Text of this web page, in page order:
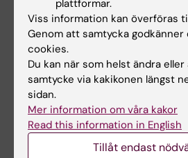
Gyoeri GP; Pereyra D;
M; Jonas P; Offensperger F;
Baumgartner R; Holzer S;
Staettner S; Gruenberger T;
Alla övriga publikationer
CONFERENCE PUBLICATION:
HEPATOLOGY.2023;78:S47-
APRI plus ALBI score is
plattformar.
Viss information kan överföras
Genom att samtycka
cookies.
Du kan när som helst ändra
samtycke via kakikonen längst
sidan.
Mer information om våra kakor
Read this information in English
Tillåt endast